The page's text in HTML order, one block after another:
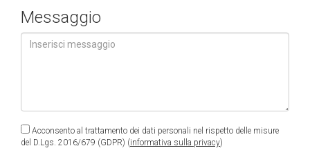
Messaggio
Acconsento al trattamento dei dati personali nel rispetto delle misure
del D.Lgs. 2016/679 (GDPR) (informativa sulla privacy)